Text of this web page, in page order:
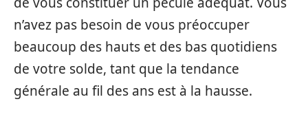
n’avez pas besoin de vous préoccuper
beaucoup des hauts et des bas quotidiens
de votre solde, tant que la tendance
générale au fil des ans est à la hausse.